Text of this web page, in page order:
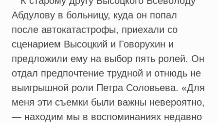
Абдулову в больницу, куда он попал
после автокатастрофы, приехали со
сценарием Высоцкий и Говорухин и
предложили ему на выбор пять ролей. Он
отдал предпочтение трудной и отнюдь не
выигрышной роли Петра Соловьева. «Для
меня эти съемки были важны невероятно,
— находим мы в воспоминаниях недавно